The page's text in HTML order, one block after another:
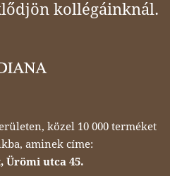
kollégáinknál.
közel 10 000 terméket
aminek címe:
Ürömi utca 45.